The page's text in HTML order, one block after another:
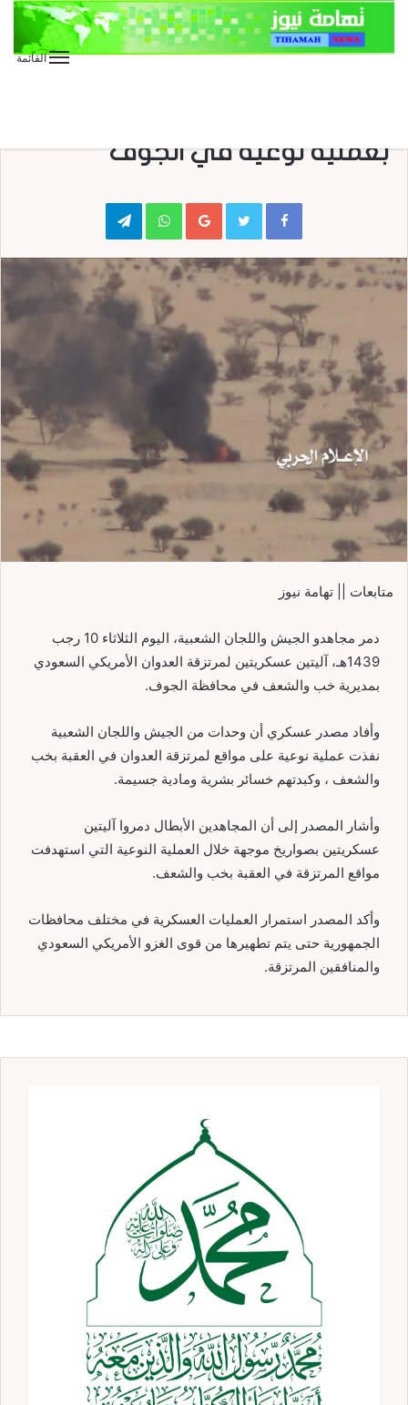
القائمة
بعملية نوعية في الجوف
Google+
WhatsApp
Telegram
متابعات || تهامة نيوز
دمر مجاهدو الجيش واللجان الشعبية، اليوم الثلاثاء 10 رجب
1439هـ، آليتين عسكريتين لمرتزقة العدوان الأمريكي السعودي
بمديرية خب والشعف في محافظة الجوف.
وأفاد مصدر عسكري أن وحدات من الجيش واللجان الشعبية
نفذت عملية نوعية على مواقع لمرتزقة العدوان في العقبة بخب
والشعف ، وكبدتهم خسائر بشرية ومادية جسيمة.
وأشار المصدر إلى أن المجاهدين الأبطال دمروا آليتين
عسكريتين بصواريخ موجهة خلال العملية النوعية التي استهدفت
مواقع المرتزقة في العقبة بخب والشعف.
وأكد المصدر استمرار العمليات العسكرية في مختلف محافظات
الجمهورية حتى يتم تطهيرها من قوى الغزو الأمريكي السعودي
والمنافقين المرتزقة.